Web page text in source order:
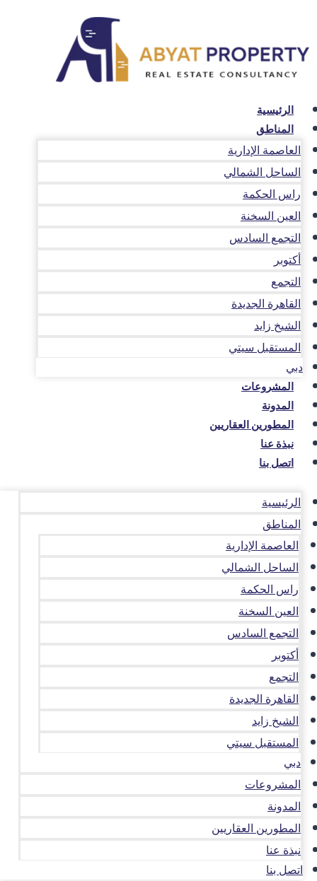
المحتوى
الرئيسية
المناطق
العاصمة الإدارية
الساحل الشمالي
راس الحكمة
العين السخنة
التجمع السادس
أكتوبر
التجمع
القاهرة الجديدة
الشيخ زايد
المستقبل سيتي
دبي
المشروعات
المدونة
المطورين العقاريين
نبذة عنا
اتصل بنا
الرئيسية
المناطق
العاصمة الإدارية
الساحل الشمالي
راس الحكمة
العين السخنة
التجمع السادس
أكتوبر
التجمع
القاهرة الجديدة
الشيخ زايد
المستقبل سيتي
دبي
المشروعات
المدونة
المطورين العقاريين
نبذة عنا
اتصل بنا